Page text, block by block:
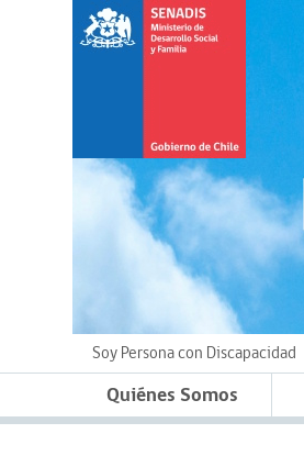
Soy Persona con Discapacidad
Quiénes Somos